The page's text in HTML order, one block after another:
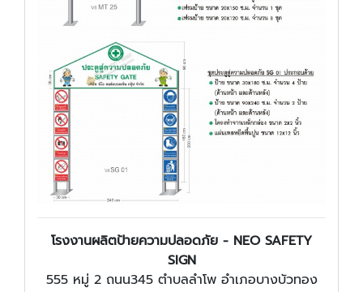
โรงงานผลิตป้ายความปลอดภัย - NEO SAFETY
SIGN
555 หมู่ 2 ถนน345 ตำบลลำโพ อำเภอบางบัวทอง